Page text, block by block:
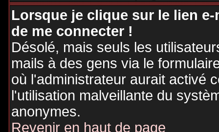
Lorsque je clique sur le lien
de me connecter !
Désolé, mais seuls les
mails à des gens via le
où l'administrateur aurait activé
l'utilisation malveillante du
anonymes.
Revenir en haut de page